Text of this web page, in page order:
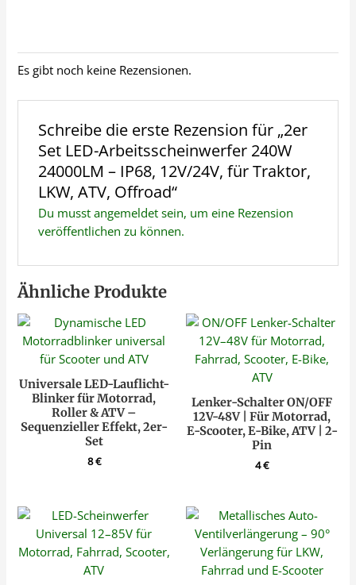
Es gibt noch keine Rezensionen.
Schreibe die erste Rezension für „2er
Set LED-Arbeitsscheinwerfer 240W
24000LM – IP68, 12V/24V, für Traktor,
LKW, ATV, Offroad“
Du musst angemeldetsein, um eine Rezension
veröffentlichen zu können.
Ähnliche Produkte
Universale LED-Lauflicht-
Blinker für Motorrad,
Roller & ATV –
Sequenzieller Effekt, 2er-
Set
8€
Lenker-Schalter ON/OFF
12V-48V | Für Motorrad,
E-Scooter, E-Bike, ATV | 2-
Pin
4€